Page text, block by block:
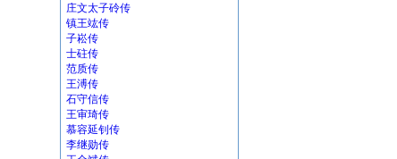
庄文太子砱传
镇王竑传
子崧传
士砫传
范质传
王溥传
石守信传
王审琦传
慕容延钊传
李继勋传